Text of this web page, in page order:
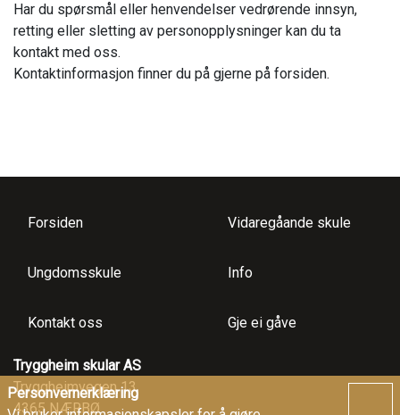
Har du spørsmål eller henvendelser vedrørende innsyn,
retting eller sletting av personopplysninger kan du ta
kontakt med oss.
Kontaktinformasjon finner du på gjerne på forsiden.
Forsiden Vidaregåande skule
Ungdomsskule Info
Kontakt oss Gje ei gåve
Tryggheim skular AS
Tryggheimvegen 13
4365 NÆRBØ
Personvernerklæring